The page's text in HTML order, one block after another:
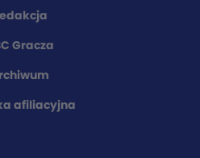
Gracza
afiliacyjna